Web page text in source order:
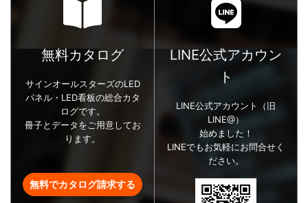
無料カタログ
サインオールスターズのLED
パネル・LED看板の総合カタ
ログです。
冊子とデータをご用意してお
ります。
無料でカタログ請求する
LINE公式アカウン
ト
LINE公式アカウント（旧
LINE@）
始めました！
LINEでもお気軽にお問合せく
ださい。